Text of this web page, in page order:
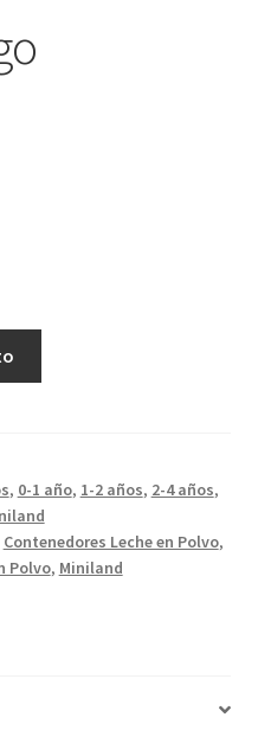
, 0-1 año, 1-2 años, 2-4 años,
Contenedores Leche en Polvo,
Polvo, Miniland